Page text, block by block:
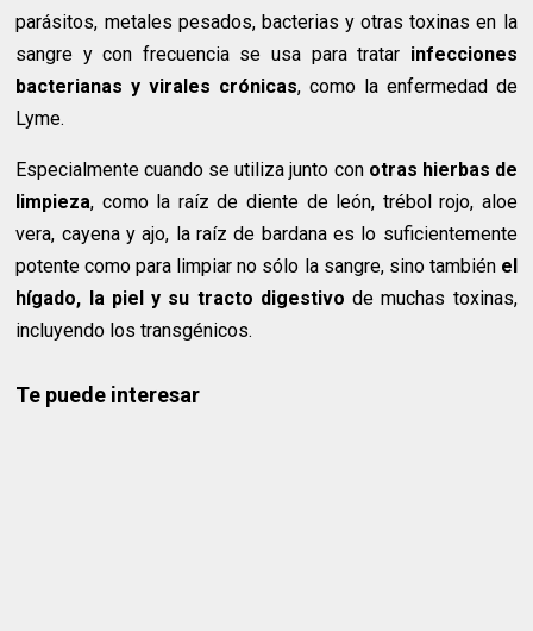
parásitos, metales pesados​​, bacterias y otras toxinas en la
sangre y con frecuencia se usa para tratar infecciones
bacterianas y virales crónicas, como la enfermedad de
Lyme.
Especialmente cuando se utiliza junto con otras hierbas de
limpieza, como la raíz de diente de león, trébol rojo, aloe
vera, cayena y ajo, la raíz de bardana es lo suficientemente
potente como para limpiar no sólo la sangre, sino tambiénel
hígado, la piel y su tracto digestivo de muchas toxinas,
incluyendo los transgénicos.
Te puede interesar